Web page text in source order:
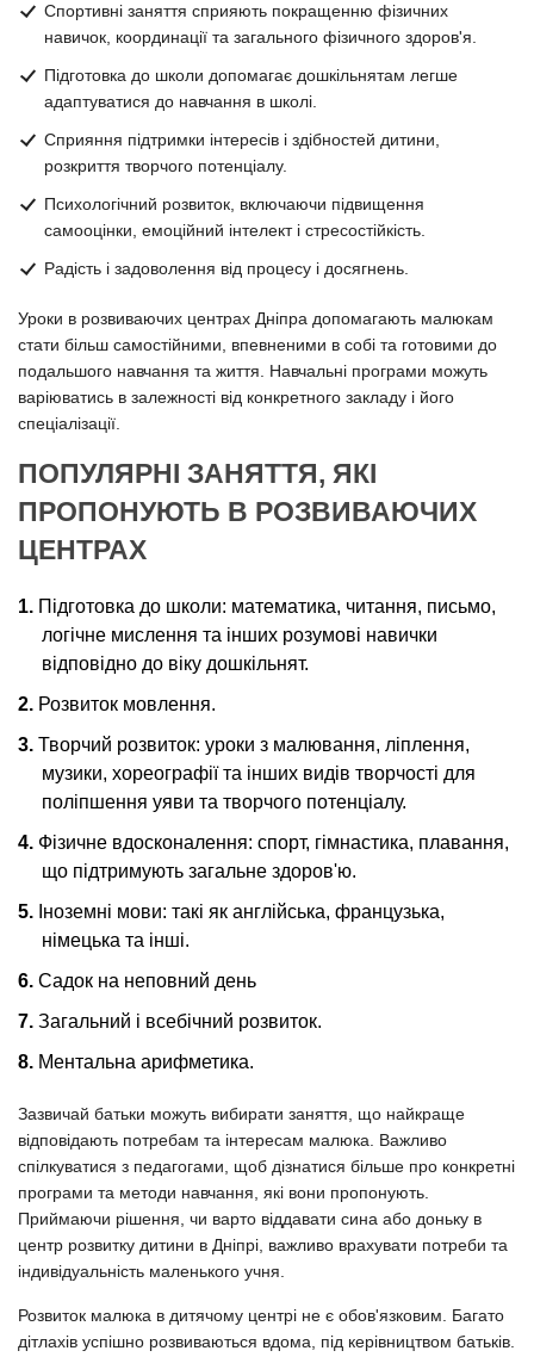
Спортивні заняття сприяють покращенню фізичних
навичок, координації та загального фізичного здоров'я.
Підготовка до школи допомагає дошкільнятам легше
адаптуватися до навчання в школі.
Сприяння підтримки інтересів і здібностей дитини,
розкриття творчого потенціалу.
Психологічний розвиток, включаючи підвищення
самооцінки, емоційний інтелект і стресостійкість.
Радість і задоволення від процесу і досягнень.
Уроки в розвиваючих центрах Дніпра допомагають малюкам
стати більш самостійними, впевненими в собі та готовими до
подальшого навчання та життя. Навчальні програми можуть
варіюватись в залежності від конкретного закладу і його
спеціалізації.
ПОПУЛЯРНІ ЗАНЯТТЯ, ЯКІ
ПРОПОНУЮТЬ В РОЗВИВАЮЧИХ
ЦЕНТРАХ
Підготовка до школи: математика, читання, письмо,
логічне мислення та інших розумові навички
відповідно до віку дошкільнят.
Розвиток мовлення.
Творчий розвиток: уроки з малювання, ліплення,
музики, хореографії та інших видів творчості для
поліпшення уяви та творчого потенціалу.
Фізичне вдосконалення: спорт, гімнастика, плавання,
що підтримують загальне здоров'ю.
Іноземні мови: такі як англійська, французька,
німецька та інші.
Садок на неповний день
Загальний і всебічний розвиток.
Ментальна арифметика.
Зазвичай батьки можуть вибирати заняття, що найкраще
відповідають потребам та інтересам малюка. Важливо
спілкуватися з педагогами, щоб дізнатися більше про конкретні
програми та методи навчання, які вони пропонують.
Приймаючи рішення, чи варто віддавати сина або доньку в
центр розвитку дитини в Дніпрі, важливо врахувати потреби та
індивідуальність маленького учня.
Розвиток малюка в дитячому центрі не є обов'язковим. Багато
дітлахів успішно розвиваються вдома, під керівництвом батьків.